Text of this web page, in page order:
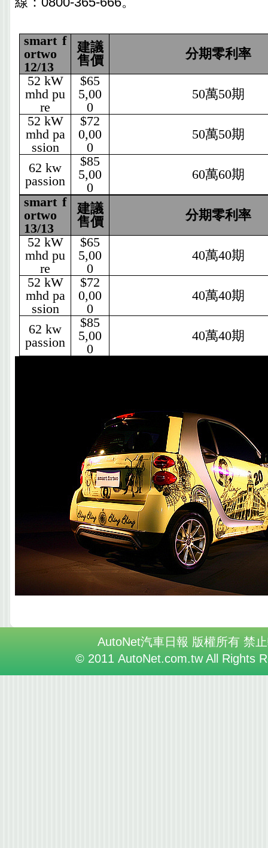
smart f
ortwo
12/13
建議
售價
分期零利率
52 kW
mhd pu
re
$65
5,00
0
50萬50期
52 kW
mhd pa
ssion
$72
0,00
0
50萬50期
62 kw
passion
$85
5,00
0
60萬60期
smart f
ortwo
13/13
建議
售價
分期零利率
52 kW
mhd pu
re
$65
5,00
0
40萬40期
52 kW
mhd pa
ssion
$72
0,00
0
40萬40期
62 kw
passion
$85
5,00
0
40萬40期
AutoNet汽車日報 版權所有 禁
© 2011 AutoNet.com.tw All Rights